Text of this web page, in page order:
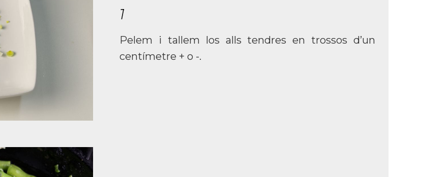
1
Pelem i tallem los alls tendres en trossos d’un
centímetre + o -.